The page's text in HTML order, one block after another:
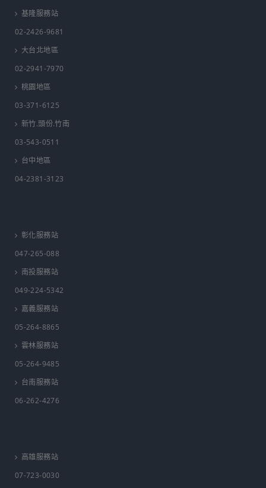
基隆服務站
02-2426-9681
大台北地區
02-2941-7970
桃園地區
03-371-6125
新竹.頭份.竹南
03-543-0511
台中地區
04-2381-3123
彰化服務站
047-265-088
南投服務站
049-224-5342
嘉義服務站
05-264-8865
雲林服務站
05-264-9485
台南服務站
06-262-4276
高雄服務站
07-723-0030